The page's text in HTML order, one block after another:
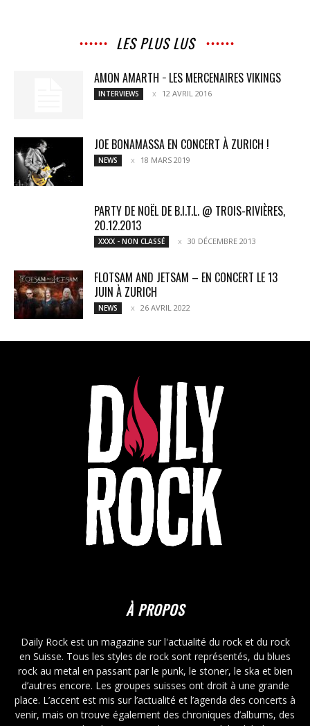
LES PLUS LUS
AMON AMARTH − LES MERCENAIRES VIKINGS
INTERVIEWS 12 AVRIL 2016
JOE BONAMASSA EN CONCERT À ZURICH !
NEWS 18 MARS 2019
PARTY DE NOËL DE B.I.T.L. @ TROIS-RIVIÈRES,
20.12.2013
XXXX - NON CLASSÉ 30 DÉCEMBRE 2013
FLOTSAM AND JETSAM – EN CONCERT LE 13
JUIN À ZURICH
NEWS 26 AVRIL 2022
À PROPOS
Daily Rock est un magazine sur l'actualité du rock et du rock
en Suisse. Tous les styles de rock sont représentés, du blues
rock au metal en passant par le punk, le stoner, le ska et bien
d’autres encore. Les groupes suisses ont droit à une grande
place. L’accent est mis sur l’actualité et l’agenda des concerts à
venir, mais on trouve également des chroniques d’albums, des